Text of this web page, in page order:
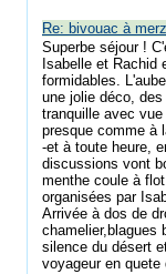
Re: bivouac à
Superbe séjour !
Isabelle et Rachid
formidables.
une jolie déco,
tranquille avec
presque comme à
-et à toute heure,
discussions vont
menthe coule à
organisées par
Arrivée à dos de
chamelier,blagues
silence du désert
voyageur en